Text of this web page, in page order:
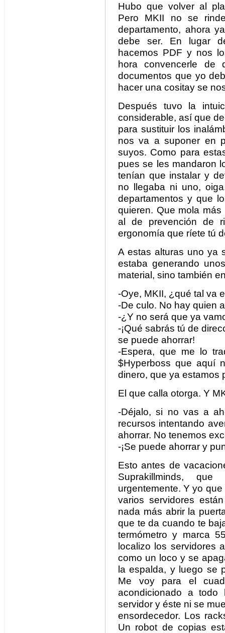
Hubo que volver al
Pero MKII no se
departamento, ahora
debe ser. En lugar
hacemos PDF y nos
hora convencerle
documentos que yo
hacer una cositay se
Después tuvo la
considerable, así que
para sustituir los
nos va a suponer en
suyos. Como para
pues se les mandaron
tenían que instalar y
no llegaba ni uno,
departamentos y que
quieren. Que mola
al de prevención de
ergonomía que ríete tú
A estas alturas uno ya
estaba generando
material, sino también
-Oye, MKII, ¿qué tal va
-De culo. No hay quien
-¿Y no será que ya
-¡Qué sabrás tú de
se puede ahorrar!
-Espera, que me lo
$Hyperboss que aquí
dinero, que ya estamos
El que calla otorga. Y
-Déjalo, si no vas a
recursos intentando
ahorrar. No tenemos
-¡Se puede ahorrar y
Esto antes de
Suprakillminds,
urgentemente. Y yo
varios servidores
nada más abrir la
que te da cuando te
termómetro y marca
localizo los servidores
como un loco y se
la espalda, y luego se
Me voy para el
acondicionado a
servidor y éste ni se
ensordecedor. Los
Un robot de copias